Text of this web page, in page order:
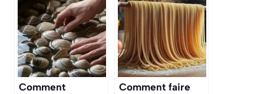
Comment
Comment faire